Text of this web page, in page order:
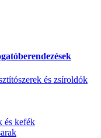
és zsíroldók
és kefék